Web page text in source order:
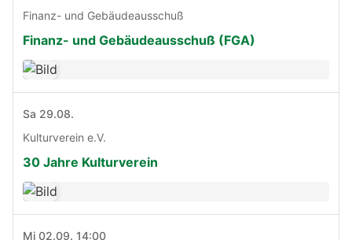
Finanz- und Gebäudeausschuß
Finanz- und Gebäudeausschuß (FGA)
Sa 29.08.
Kulturverein e.V.
30 Jahre Kulturverein
Mi 02.09. 14:00